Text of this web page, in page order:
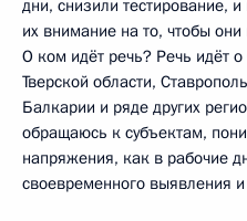
дни, снизили тестирование,
их внимание на то, чтобы
О ком идёт речь? Речь идёт
Тверской области,
Балкарии и ряде других
обращаюсь к субъектам,
напряжения, как в рабочие
своевременного выявления